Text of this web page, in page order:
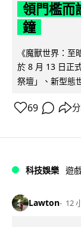
領門檻而
鐘
《魔獸世界：
於 8 月 13 日正
祭壇」、新型態
69
科技娛樂 遊
Lawton 12